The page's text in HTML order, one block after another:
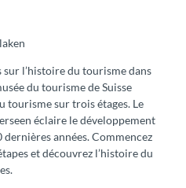
l’histoire du tourisme dans
du tourisme de Suisse
tourisme sur trois étages. Le
éclaire le développement
années. Commencez
et découvrez l’histoire du